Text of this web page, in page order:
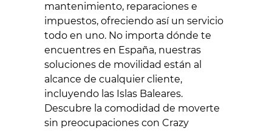
mantenimiento, reparaciones e
impuestos, ofreciendo así un servicio
todo en uno. No importa dónde te
encuentres en España, nuestras
soluciones de movilidad están al
alcance de cualquier cliente,
incluyendo las Islas Baleares.
Descubre la comodidad de moverte
sin preocupaciones con Crazy